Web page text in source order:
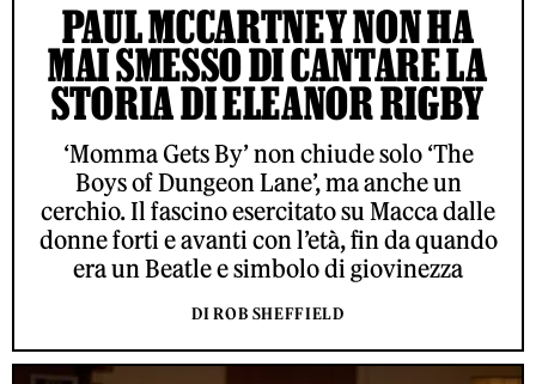
PAUL MCCARTNEY NON HA
MAI SMESSO DI CANTARE LA
STORIA DI ELEANOR RIGBY
‘Momma Gets By’ non chiude solo ‘The
Boys of Dungeon Lane’, ma anche un
cerchio. Il fascino esercitato su Macca dalle
donne forti e avanti con l’età, fin da quando
era un Beatle e simbolo di giovinezza
DI ROB SHEFFIELD